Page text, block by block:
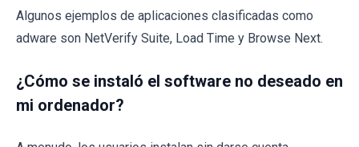
Algunos ejemplos de aplicaciones clasificadas como
adware son NetVerify Suite, Load Time y Browse Next.
¿Cómo se instaló el software no deseado en
mi ordenador?